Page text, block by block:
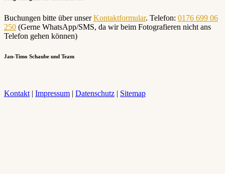
Buchungen bitte über unserKontaktformular. Telefon: 0176 699 06
250 (Gerne WhatsApp/SMS, da wir beim Fotografieren nicht ans
Telefon gehen können)
Jan-Timo Schaube und Team
Kontakt | Impressum | Datenschutz | Sitemap